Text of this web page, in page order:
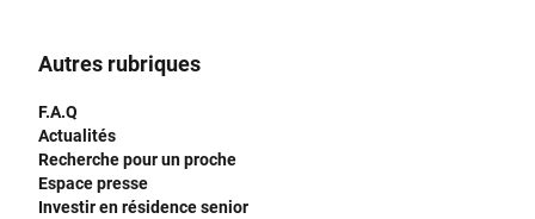
Autres rubriques
F.A.Q
Actualités
Recherche pour un proche
Espace presse
Investir en résidence senior